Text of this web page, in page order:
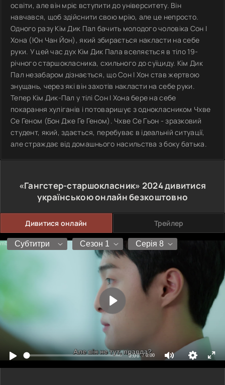
освіти, але він мріє вступити до університету. Він
навчався, щоб здійснити свою мрію, але це непросто.
Одного разу Кім Дик Пал бачить молодого чоловіка Сон І
Хона (Юн Чан Йон), який збирається накласти на себе
руки. У цей час дух Кім Дик Пала вселяється в тіло 19-
річного старшокласника, схильного до суїциду. Кім Дик
Пал незабаром дізнається, що Сон І Хон став жертвою
знущань, через які він захотів накласти на себе руки.
Тепер Кім Дик-Пал у тілі Сон І Хона бере на себе
покарання хуліганів і потоваришує з однокласником Чхве
Се Геном (Бон Дже Ге Геном). Чхве Се Гьон - зразковий
студент, який, здається, перебуває в ідеальній ситуації,
але страждає від домашнього насильства з боку батька.
«Гангстер-старшокласник» 2024дивитися
українською онлайн безкоштовно
Дивитися онлайн Трейлер